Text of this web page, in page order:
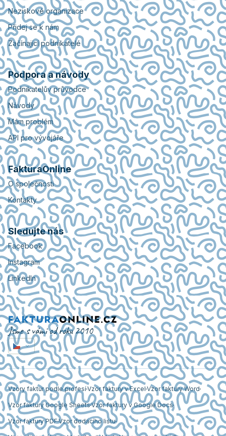
Neziskové organizace
Přidej se k nám
Začínající podnikatelé
Podpora a návody
Podnikatelův průvodce
Návody
Mám problém
API pro vývojáře
FakturaOnline
O společnosti
Kontakty
Sledujte nás
Facebook
Instagram
LinkedIn
Jsme s vámi od roku 2010
Vzory faktur podle profesíVzor faktury v Excel Vzor faktury Word
Vzor faktury Google SheetsVzor faktury v Google Docs
Vzor faktury PDFVzor dodacího listu